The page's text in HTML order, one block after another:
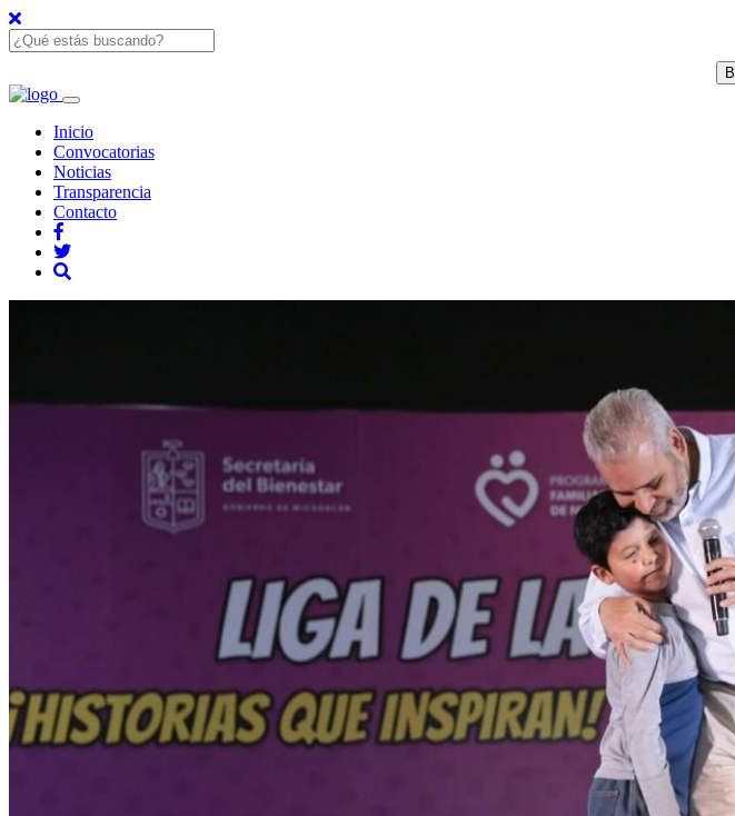
Inicio
Convocatorias
Noticias
Transparencia
Contacto